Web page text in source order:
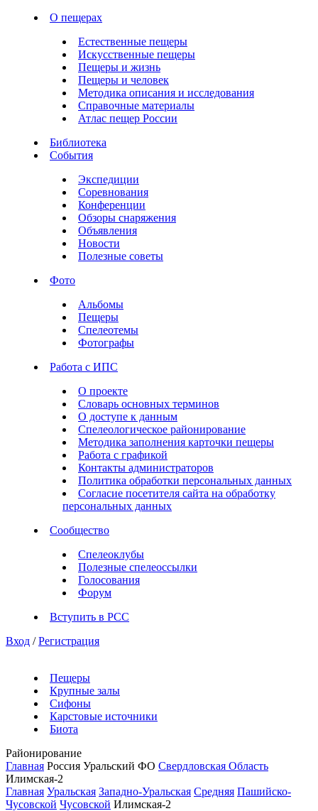
О пещерах
Естественные пещеры
Искусственные пещеры
Пещеры и жизнь
Пещеры и человек
Методика описания и исследования
Справочные материалы
Атлас пещер России
Библиотека
События
Экспедиции
Соревнования
Конференции
Обзоры снаряжения
Объявления
Новости
Полезные советы
Фото
Альбомы
Пещеры
Спелеотемы
Фотографы
Работа с ИПС
О проекте
Словарь основных терминов
О доступе к данным
Спелеологическое районирование
Методика заполнения карточки пещеры
Работа с графикой
Контакты администраторов
Политика обработки персональных данных
Согласие посетителя сайта на обработку
персональных данных
Сообщество
Спелеоклубы
Полезные спелеоссылки
Голосования
Форум
Вступить в РСС
Вход / Регистрация
Пещеры
Крупные залы
Сифоны
Карстовые источники
Биота
Районирование
Главная Россия Уральский ФО Свердловская Область
Илимская-2
Главная Уральская Западно-Уральская Средняя Пашийско-
Чусовской Чусовской Илимская-2